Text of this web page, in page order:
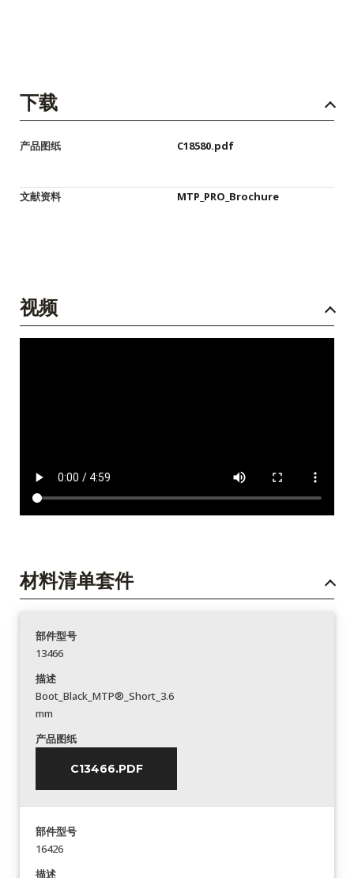
下载
产品图纸 C18580.pdf
文献资料 MTP_PRO_Brochure
视频
材料清单套件
部件型号
13466
描述
Boot_Black_MTP®_Short_3.6
mm
产品图纸
C13466.PDF
部件型号
16426
描述